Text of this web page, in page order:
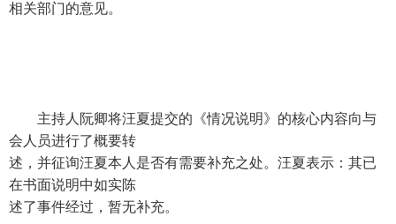
相关部门的意见。
主持人阮卿将汪夏提交的《情况说明》的核心内容向与
会人员进行了概要转
述，并征询汪夏本人是否有需要补充之处。汪夏表示：其已
在书面说明中如实陈
述了事件经过，暂无补充。